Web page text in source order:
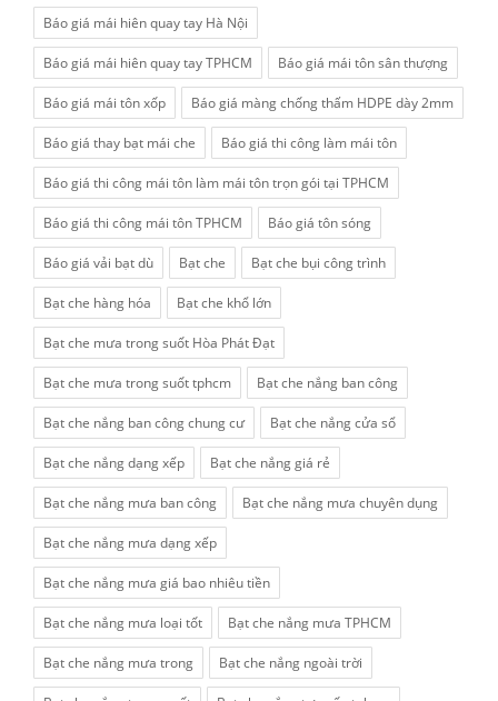
Báo giá mái hiên quay tay Hà Nội
Báo giá mái hiên quay tay TPHCM Báo giá mái tôn sân thượng
Báo giá mái tôn xốp Báo giá màng chống thấm HDPE dày 2mm
Báo giá thay bạt mái che Báo giá thi công làm mái tôn
Báo giá thi công mái tôn làm mái tôn trọn gói tại TPHCM
Báo giá thi công mái tôn TPHCM Báo giá tôn sóng
Báo giá vải bạt dù Bạt che Bạt che bụi công trình
Bạt che hàng hóa Bạt che khổ lớn
Bạt che mưa trong suốt Hòa Phát Đạt
Bạt che mưa trong suốt tphcm Bạt che nắng ban công
Bạt che nắng ban công chung cư Bạt che nắng cửa sổ
Bạt che nắng dạng xếp Bạt che nắng giá rẻ
Bạt che nắng mưa ban công Bạt che nắng mưa chuyên dụng
Bạt che nắng mưa dạng xếp
Bạt che nắng mưa giá bao nhiêu tiền
Bạt che nắng mưa loại tốt Bạt che nắng mưa TPHCM
Bạt che nắng mưa trong Bạt che nắng ngoài trời